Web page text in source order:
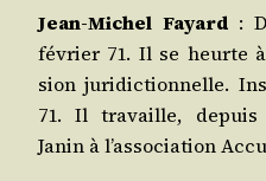
Jean‑Michel Fayard :
février 71. Il se heurte
sion juri­dic­tion­nelle.
71. Il tra­vaille, depuis
Janin à l’association